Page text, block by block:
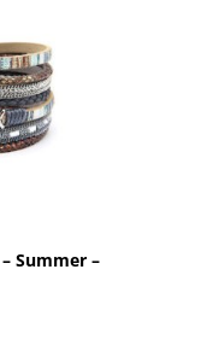
Summer –